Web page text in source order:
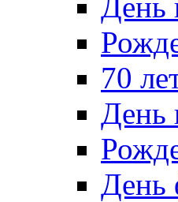
70
День
День